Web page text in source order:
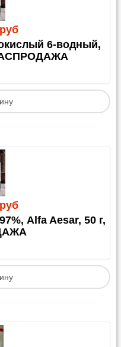
6-водный,
Alfa Aesar, 50 г,